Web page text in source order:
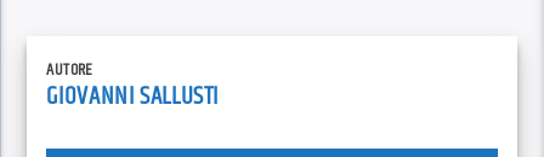
AUTORE
GIOVANNI SALLUSTI